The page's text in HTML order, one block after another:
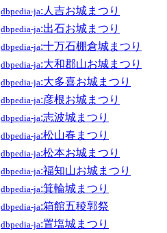
dbpedia-ja:人吉お城まつり
dbpedia-ja:出石お城まつり
dbpedia-ja:十万石棚倉城まつり
dbpedia-ja:大和郡山お城まつり
dbpedia-ja:大多喜お城まつり
dbpedia-ja:彦根お城まつり
dbpedia-ja:志波城まつり
dbpedia-ja:松山春まつり
dbpedia-ja:松本お城まつり
dbpedia-ja:福知山お城まつり
dbpedia-ja:箕輪城まつり
dbpedia-ja:箱館五稜郭祭
dbpedia-ja:置塩城まつり